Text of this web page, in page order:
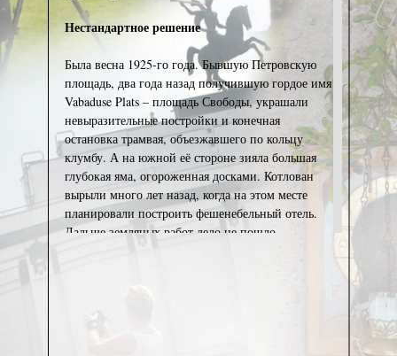
Нестандартное решение
Была весна 1925-го года. Бывшую Петровскую
площадь, два года назад получившую гордое имя
Vabaduse Plats – площадь Свободы, украшали
невыразительные постройки и конечная
остановка трамвая, объезжавшего по кольцу
клумбу. А на южной её стороне зияла большая
глубокая яма, огороженная досками. Котлован
вырыли много лет назад, когда на этом месте
планировали построить фешенебельный отель.
Дальше земляных работ дело не пошло —
купило акционерное общество Royal Film.
Начали возводить солидное здание.